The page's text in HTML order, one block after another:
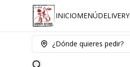
INICIOMENÚDELIVERY
¿Dónde quieres pedir?